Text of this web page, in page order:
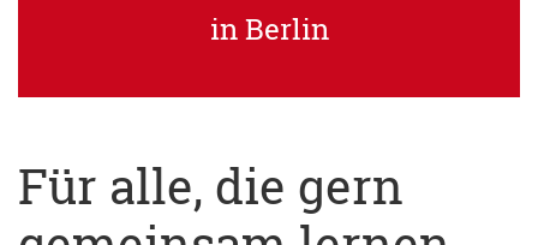
in Berlin
Für alle, die gern